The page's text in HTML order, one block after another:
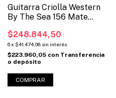
Guitarra Criolla Western
By The Sea 156 Mate
$248.844,50
6x $41.474,08 sin interés
$223.960,05 con Transferencia
o depósito